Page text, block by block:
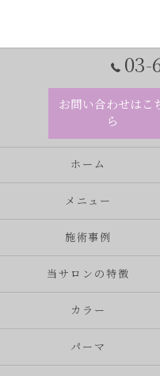
03-
お問い合わせはこ
ら
ホーム
メニュー
施術事例
当サロンの特徴
カラー
パーマ